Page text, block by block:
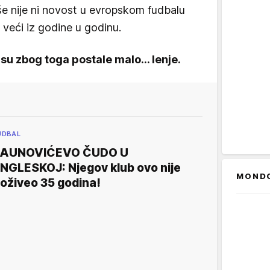
nije ni novost u evropskom fudbalu
iz godine u godinu.
zbog toga postale malo... lenje.
ČUDO U
Njegov klub ovo nije
35 godina!